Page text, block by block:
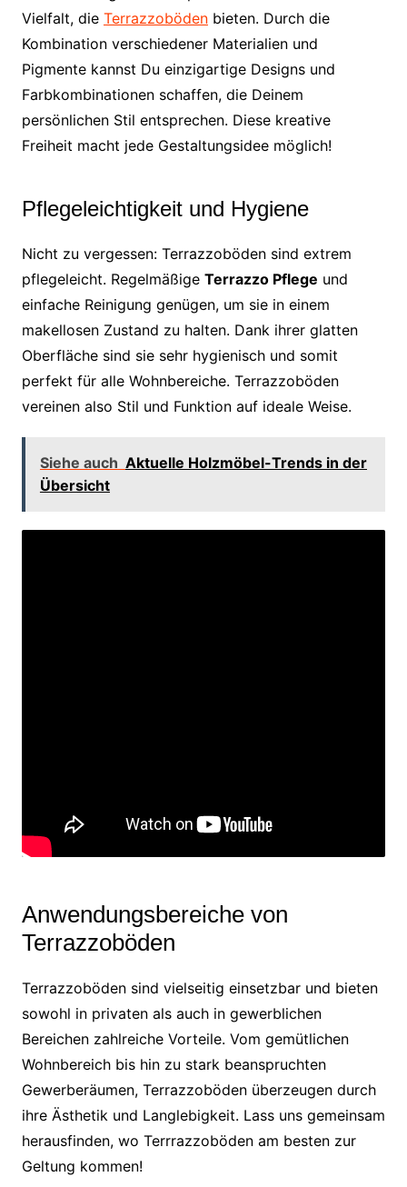
Vielfalt, die Terrazzobödenbieten. Durch die
Kombination verschiedener Materialien und
Pigmente kannst Du einzigartige Designs und
Farbkombinationen schaffen, die Deinem
persönlichen Stil entsprechen. Diese kreative
Freiheit macht jede Gestaltungsidee möglich!
Pflegeleichtigkeit und Hygiene
Nicht zu vergessen: Terrazzoböden sind extrem
pflegeleicht. Regelmäßige Terrazzo Pflege und
einfache Reinigung genügen, um sie in einem
makellosen Zustand zu halten. Dank ihrer glatten
Oberfläche sind sie sehr hygienisch und somit
perfekt für alle Wohnbereiche. Terrazzoböden
vereinen also Stil und Funktion auf ideale Weise.
Siehe auch Aktuelle Holzmöbel-Trends in der
Übersicht
Anwendungsbereiche von
Terrazzoböden
Terrazzoböden sind vielseitig einsetzbar und bieten
sowohl in privaten als auch in gewerblichen
Bereichen zahlreiche Vorteile. Vom gemütlichen
Wohnbereich bis hin zu stark beanspruchten
Gewerberäumen, Terrazzoböden überzeugen durch
ihre Ästhetik und Langlebigkeit. Lass uns gemeinsam
herausfinden, wo Terrrazzoböden am besten zur
Geltung kommen!